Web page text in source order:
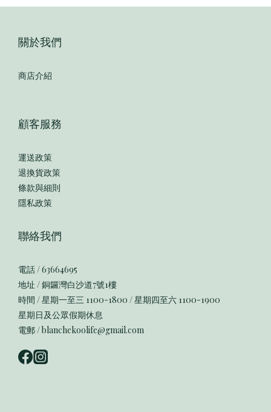
關於我們
商店介紹
顧客服務
運送政策
退換貨政策
條款與細則
隱私政策
聯絡我們
電話 / 63664695
地址 / 銅鑼灣白沙道7號1樓
時間 / 星期一至三 1100-1800 / 星期四至六 1100-1900
星期日及公眾假期休息
電郵 / blanchekoolife@gmail.com